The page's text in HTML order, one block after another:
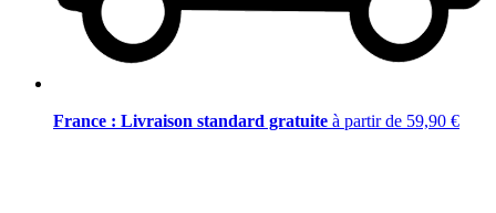
France : Livraison standard gratuite à partir de 59,90 €